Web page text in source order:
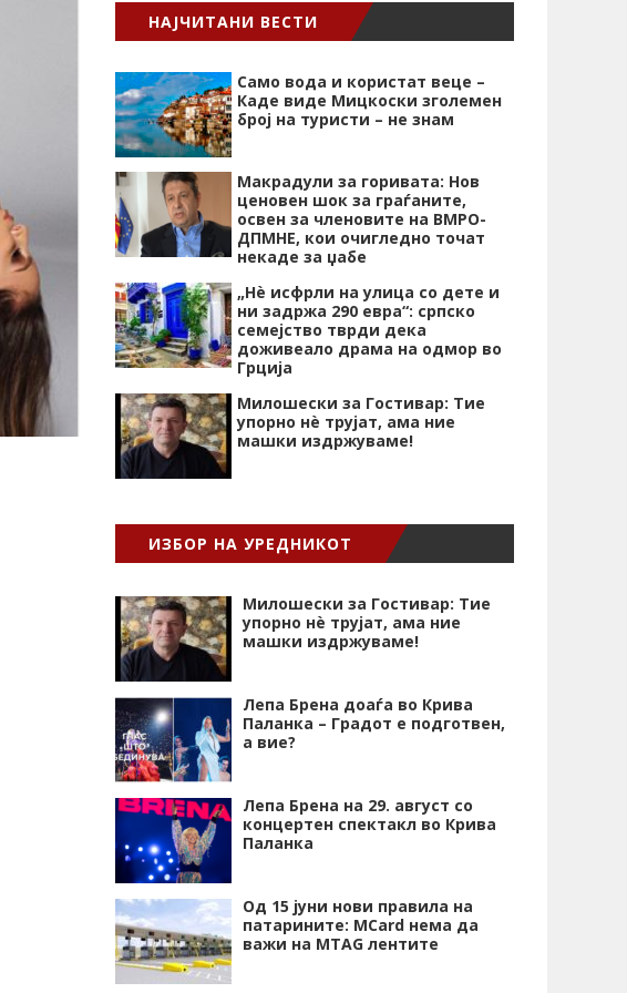
НАЈЧИТАНИ ВЕСТИ
Само вода и користат веце –
Каде виде Мицкоски зголемен
број на туристи – не знам
Макрадули за горивата: Нов
ценовен шок за граѓаните,
освен за членовите на ВМРО-
ДПМНЕ, кои очигледно точат
некаде за џабе
„Нѐ исфрли на улица со дете и
ни задржа 290 евра“: српско
семејство тврди дека
доживеало драма на одмор во
Грција
Милошески за Гостивар: Тие
упорно нѐ трујат, ама ние
машки издржуваме!
ИЗБОР НА УРЕДНИКОТ
Милошески за Гостивар: Тие
упорно нѐ трујат, ама ние
машки издржуваме!
Лепа Брена доаѓа во Крива
Паланка – Градот е подготвен,
а вие?
Лепа Брена на 29. август со
концертен спектакл во Крива
Паланка
Од 15 јуни нови правила на
патарините: MCard нема да
важи на MTAG лентите